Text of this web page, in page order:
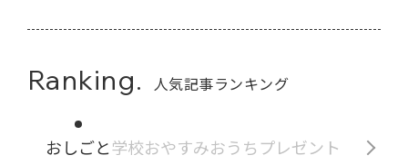
Ranking. 人気記事ランキング
おしごと学校おやすみおうち プレゼント